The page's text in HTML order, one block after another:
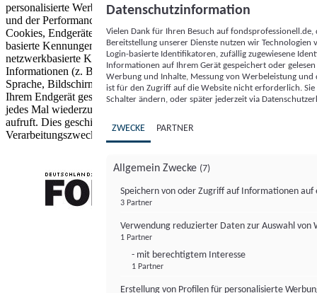
personalisierte Werbung und Inhalte, Messung von Werbeleistung
und der Performance von Inhalten sowie Zielgruppenforschung.
Cookies, Endgeräte- oder ähnliche Online-Kennungen (z. B. login-
basierte Kennungen, zufällig generierte Kennungen,
netzwerkbasierte Kennungen) können zusammen mit anderen
Informationen (z. B. Browsertyp und Browserinformationen,
Sprache, Bildschirmgröße, unterstützte Technologien usw.) auf
Ihrem Endgerät gespeichert oder von dort ausgelesen werden, um es
jedes Mal wiederzuerkennen, wenn es eine App oder einer Webseite
aufruft. Dies geschieht für einen oder mehrere der hier aufgeführten
Verarbeitungszwecke.
Datenschutzinformation
Vielen Dank für Ihren Besuch auf
Bereitstellung unserer Dienste nutzen wir Technologien
Login-basierte Identifikatoren, zufällig zugewiesene
Informationen auf Ihrem Gerät gespeichert oder
Werbung und Inhalte, Messung von Werbeleistung
ist für den Zugriff auf die Website nicht erforderlich.
Schalter ändern, oder später jederzeit via
ZWECKE PARTNER
Allgemein Zwecke (7)
Speichern von oder Zugriff auf Informationen auf
3 Partner
Verwendung reduzierter Daten zur Auswahl von
1 Partner
- mit berechtigtem Interesse
1 Partner
Erstellung von Profilen für personalisierte
FONDS professionell